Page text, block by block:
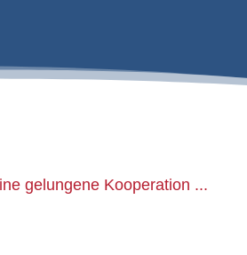
gelungene Kooperation ...